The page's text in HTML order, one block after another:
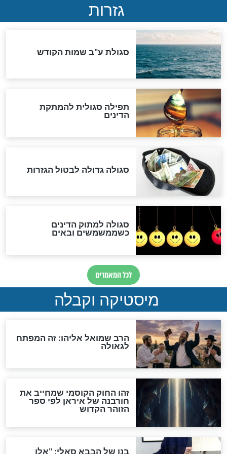
ההסכם החשאי של טראמפ
ואיראן: בלי שקיפות ועם הרבה
סימני שאלה
המסמך האבוד שנחשף
במרתפי מוסקבה: כתב היד
הנדיר של הרשב"ם התגלה
שורדת השואה שחוגגת 100:
"מודה לקב"ה על כל השנים"
לכל המאמרים
אחרית הימים
האם אפשר לחשב את הקץ?
מה יהיה בימות המשיח?